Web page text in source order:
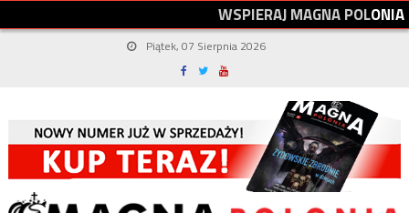
WSPIERAJMAGNAPOLONIA
Piątek, 07 Sierpnia 2026